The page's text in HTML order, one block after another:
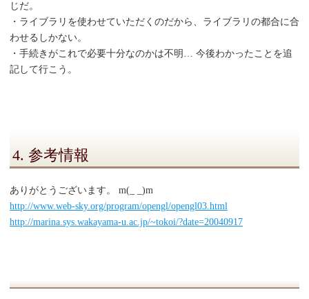
じだ。
・ライブラリを使わせていただくのだから、ライブラリの都合に合
わせるしかない。
・手続きがこれで必要十分なのかは不明… 今後わかったことを追
記して行こう。
4. 参考情報
ありがとうございます。 m(_ _)m
http://www.web-sky.org/program/opengl/opengl03.html
http://marina.sys.wakayama-u.ac.jp/~tokoi/?date=20040917